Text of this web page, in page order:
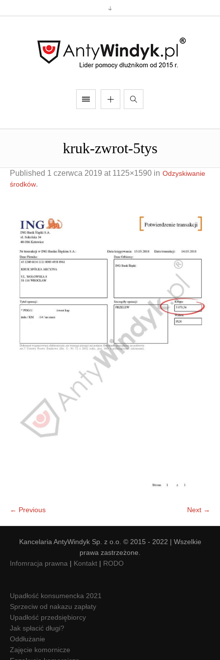
Doradztwo prawne
Doradztwo & konsulting
Negocjacje z wierzycielami
Doradztwo & konsulting
kruk-zwrot-5tys
Published 1 czerwca 2019 at 1125×1590 in Odzyskiwanie
środków.
← Previous Next →
Kancelaria AntyWindyk Sp. z o.o. © 2015 - 2022 | Wszelkie
prawa zastrzeżone.
Infomracja prawna | Kontakt | RODO
Upadłość konsumencka 2021
Sprzeciw od nakazu zapłaty
Upadłość przedsiębiorcy
Jak spłacić długi?
Oddłużanie
Zajęcie komornicze